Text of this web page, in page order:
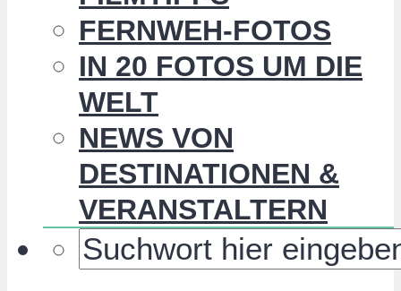
FERNWEH-FOTOS
IN 20 FOTOS UM DIE
WELT
NEWS VON
DESTINATIONEN &
VERANSTALTERN